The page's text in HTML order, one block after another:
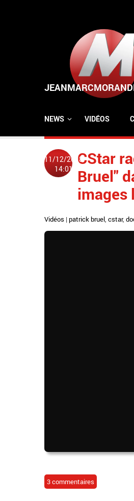
NEWS VIDÉOS
11/12/2018
14:01
CStar
Bruel"
images
Vidéos | patrick bruel, cstar,
3 commentaires